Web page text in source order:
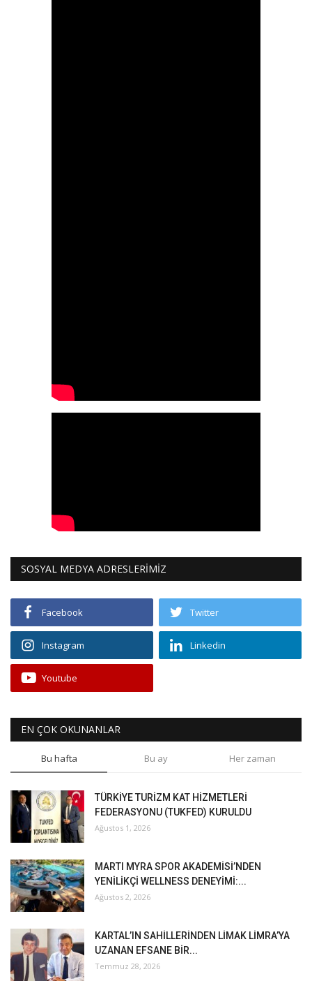
SOSYAL MEDYA ADRESLERİMİZ
Facebook Twitter
Instagram Linkedin
Youtube
EN ÇOK OKUNANLAR
Bu hafta Bu ay Her zaman
TÜRKİYE TURİZM KAT HİZMETLERİ
FEDERASYONU (TUKFED) KURULDU
Ağustos 1, 2026
MARTI MYRA SPOR AKADEMİSİ’NDEN
YENİLİKÇİ WELLNESS DENEYİMİ:...
Ağustos 2, 2026
KARTAL’IN SAHİLLERİNDEN LİMAK LİMRA’YA
UZANAN EFSANE BİR...
Temmuz 28, 2026